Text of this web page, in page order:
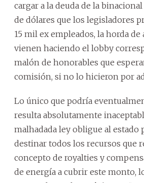
cargar a la deuda de la
de dólares que los legisladores
15 mil ex empleados, la horda de
vienen haciendo el lobby
malón de honorables que
comisión, si no lo hicieron por
Lo único que podría
resulta absolutamente
malhadada ley obligue al estado
destinar todos los recursos que
concepto de royalties y
de energía a cubrir este monto,